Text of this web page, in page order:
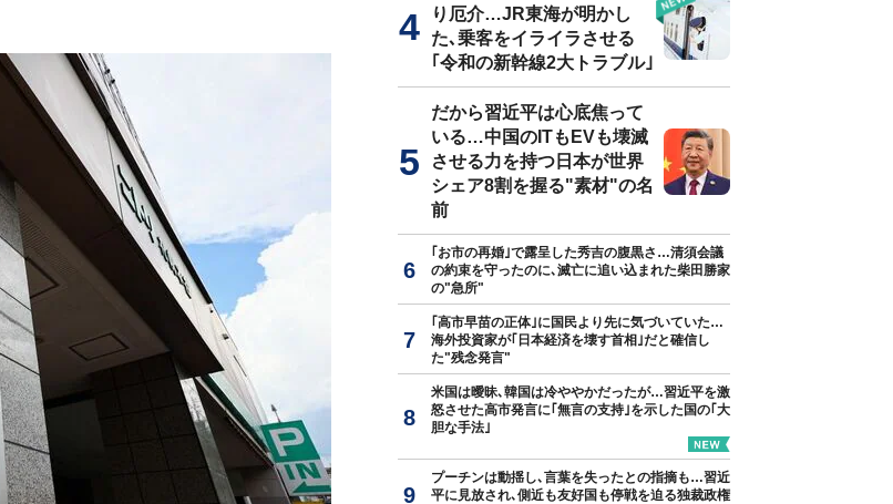
り厄介…JR東海が明かし
た､乗客をイライラさせる
｢令和の新幹線2大トラブル｣
だから習近平は心底焦って
いる…中国のITもEVも壊滅
させる力を持つ日本が世界
シェア8割を握る"素材"の名
前
｢お市の再婚｣で露呈した秀吉の腹黒さ…清須会議
の約束を守ったのに､滅亡に追い込まれた柴田勝家
の"急所"
｢高市早苗の正体｣に国民より先に気づいていた…
海外投資家が｢日本経済を壊す首相｣だと確信し
た"残念発言"
米国は曖昧､韓国は冷ややかだったが…習近平を激
怒させた高市発言に｢無言の支持｣を示した国の｢大
胆な手法｣
プーチンは動揺し､言葉を失ったとの指摘も…習近
平に見放され､側近も友好国も停戦を迫る独裁政権